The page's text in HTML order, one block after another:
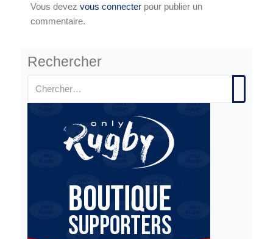
Vous devez vous connecter pour publier un
commentaire.
Rechercher